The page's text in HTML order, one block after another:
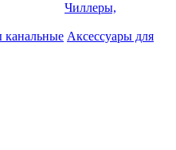
Чиллеры,
Аксессуары для